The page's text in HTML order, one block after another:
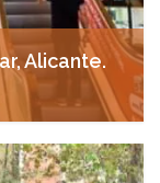
Alicante.